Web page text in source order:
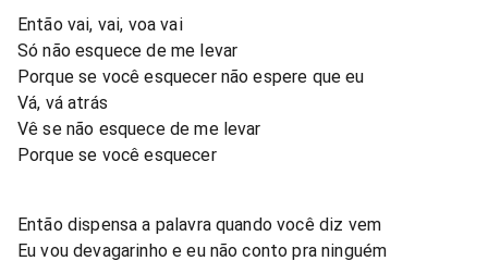
Então vai, vai, voa vai
Só não esquece de me levar
Porque se você esquecer não espere que eu
Vá, vá atrás
Vê se não esquece de me levar
Porque se você esquecer
Então dispensa a palavra quando você diz vem
Eu vou devagarinho e eu não conto pra ninguém